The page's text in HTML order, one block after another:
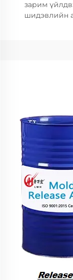
зарим
шидэвлийн